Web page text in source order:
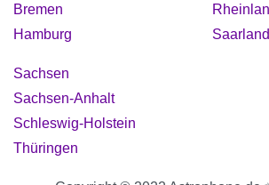
Bremen
Hamburg
Saarland
Sachsen
Sachsen-Anhalt
Schleswig-Holstein
Thüringen